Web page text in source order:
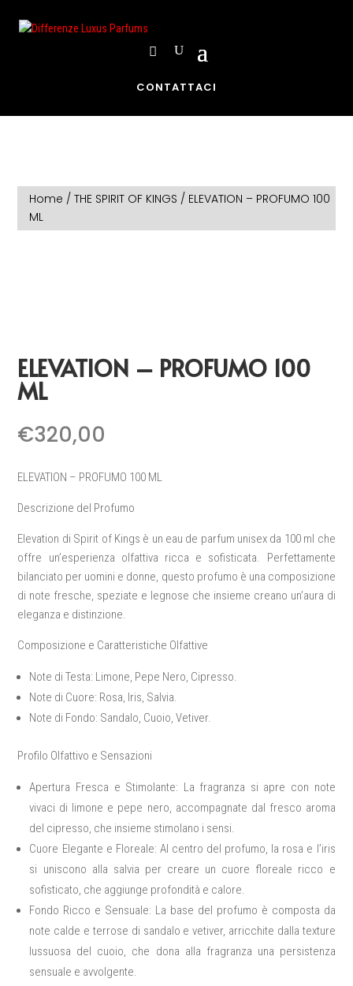
CONTATTACI
Home /THE SPIRIT OF KINGS / ELEVATION – PROFUMO 100
ML
ELEVATION – PROFUMO 100
ML
€320,00
ELEVATION – PROFUMO 100 ML
Descrizione del Profumo
Elevation di Spirit of Kings è un eau de parfum unisex da 100 ml che
offre un’esperienza olfattiva ricca e sofisticata. Perfettamente
bilanciato per uomini e donne, questo profumo è una composizione
di note fresche, speziate e legnose che insieme creano un’aura di
eleganza e distinzione.
Composizione e Caratteristiche Olfattive
Note di Testa: Limone, Pepe Nero, Cipresso.
Note di Cuore: Rosa, Iris, Salvia.
Note di Fondo: Sandalo, Cuoio, Vetiver.
Profilo Olfattivo e Sensazioni
Apertura Fresca e Stimolante: La fragranza si apre con note
vivaci di limone e pepe nero, accompagnate dal fresco aroma
del cipresso, che insieme stimolano i sensi.
Cuore Elegante e Floreale: Al centro del profumo, la rosa e l’iris
si uniscono alla salvia per creare un cuore floreale ricco e
sofisticato, che aggiunge profondità e calore.
Fondo Ricco e Sensuale: La base del profumo è composta da
note calde e terrose di sandalo e vetiver, arricchite dalla texture
lussuosa del cuoio, che dona alla fragranza una persistenza
sensuale e avvolgente.